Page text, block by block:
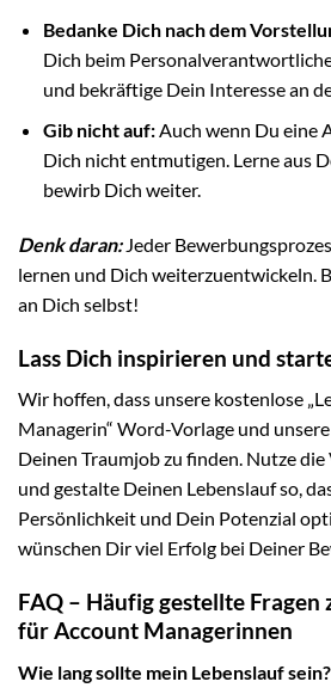
Bedanke Dich nach dem
Dich beim
und bekräftige Dein Interesse an
Gib nicht auf:Auch wenn Du eine
Dich nicht entmutigen. Lerne aus
bewirb Dich weiter.
Denk daran:Jeder
lernen und Dich weiterzuentwickeln.
an Dich selbst!
Lass Dich inspirieren und
Wir hoffen, dass unsere kostenlose
Managerin“ Word-Vorlage und
Deinen Traumjob zu finden. Nutze
und gestalte Deinen Lebenslauf so,
Persönlichkeit und Dein Potenzial
wünschen Dir viel Erfolg bei Deiner
FAQ – Häufig gestellte Fragen
für Account Managerinnen
Wie lang sollte mein Lebenslauf sein?